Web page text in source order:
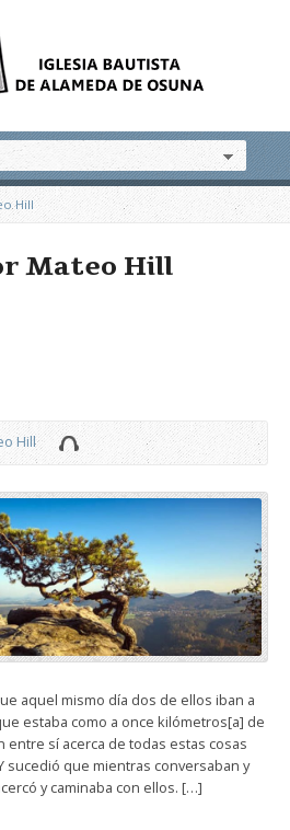
Hill
Mateo Hill
Hill
aquel mismo día dos de ellos iban a
estaba como a once kilómetros[a] de
entre sí acerca de todas estas cosas
sucedió que mientras conversaban y
y caminaba con ellos. […]